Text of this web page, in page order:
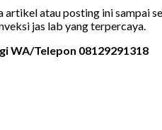
atau posting ini sampai
jas lab yang terpercaya.
WA/Telepon 08129291318